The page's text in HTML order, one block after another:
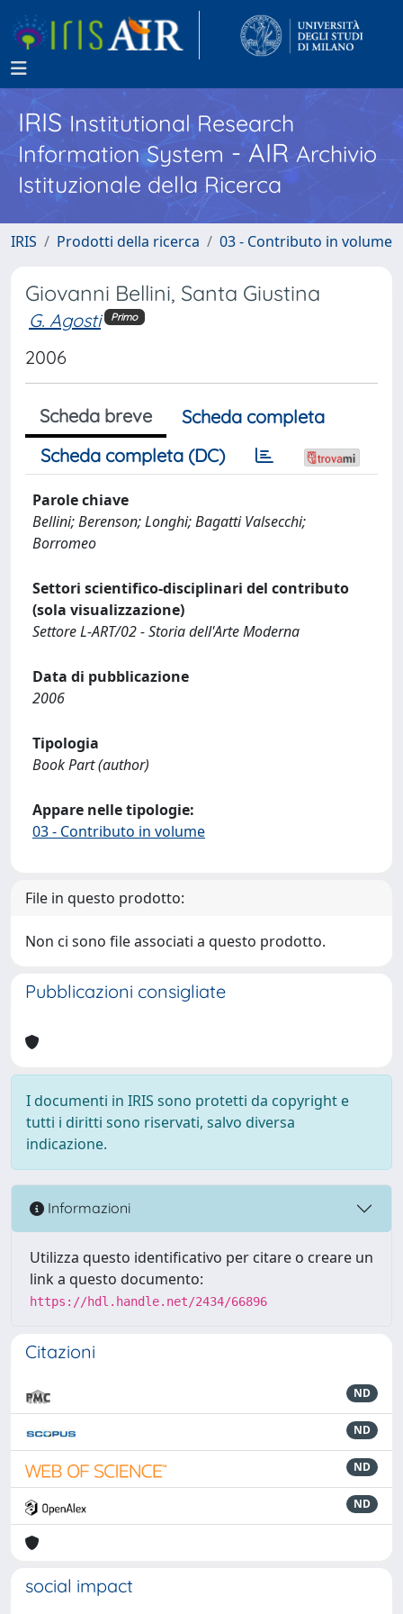
IRISInstitutional Research
Information System - AIR Archivio
Istituzionale della Ricerca
IRIS Prodotti della ricerca 03 - Contributo in volume
Giovanni Bellini, Santa Giustina
G. Agosti Primo
2006
Scheda breve
Scheda completa
Scheda completa (DC)
Parole chiave
Bellini; Berenson; Longhi; Bagatti Valsecchi;
Borromeo
Settori scientifico-disciplinari del contributo
(sola visualizzazione)
Settore L-ART/02 - Storia dell'Arte Moderna
Data di pubblicazione
2006
Tipologia
Book Part (author)
Appare nelle tipologie:
03 - Contributo in volume
File in questo prodotto:
Non ci sono file associati a questo prodotto.
Pubblicazioni consigliate
I documenti in IRIS sono protetti da copyright e
tutti i diritti sono riservati, salvo diversa
indicazione.
Informazioni
Utilizza questo identificativo per citare o creare un
link a questo documento:
https://hdl.handle.net/2434/66896
Citazioni
ND
ND
ND
ND
social impact